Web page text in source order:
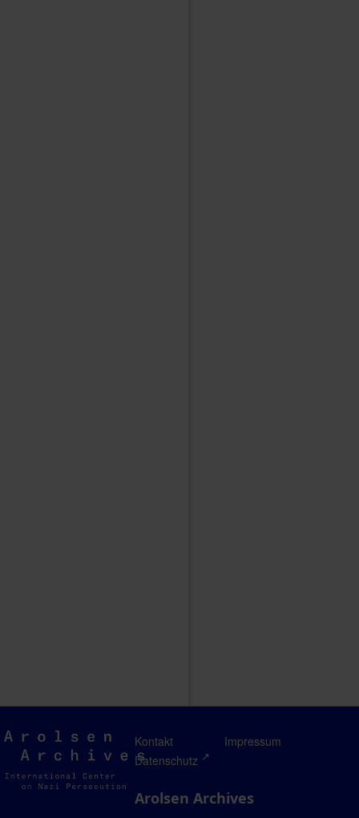
Arolsen
Archives
Kontakt
Impressum
Datenschutz
Arolsen Archives